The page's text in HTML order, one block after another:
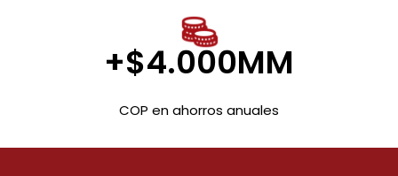
+$4.000MM
COP en ahorros anuales